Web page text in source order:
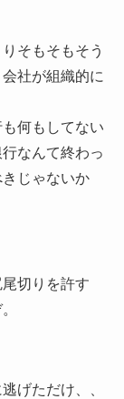
そもそもそう
社が組織的に
何もしてない
なんて終わっ
じゃないか
切りを許す
げただけ、、